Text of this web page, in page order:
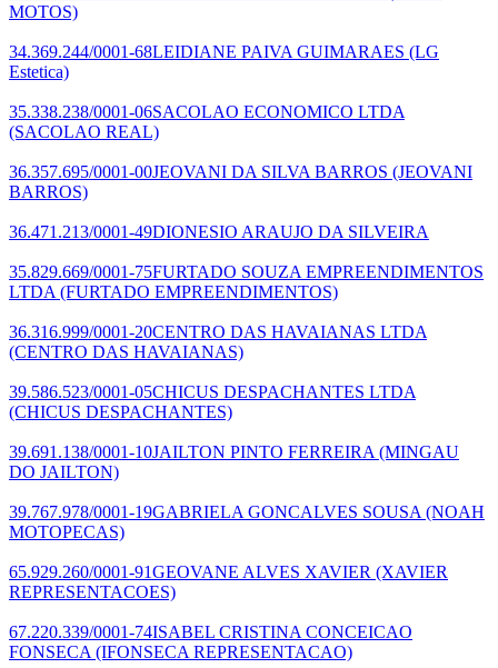
MOTOS)
34.369.244/0001-68LEIDIANE PAIVA GUIMARAES (LG
Estetica)
35.338.238/0001-06SACOLAO ECONOMICO LTDA
(SACOLAO REAL)
36.357.695/0001-00JEOVANI DA SILVA BARROS (JEOVANI
BARROS)
36.471.213/0001-49DIONESIO ARAUJO DA SILVEIRA
35.829.669/0001-75FURTADO SOUZA EMPREENDIMENTOS
LTDA (FURTADO EMPREENDIMENTOS)
36.316.999/0001-20CENTRO DAS HAVAIANAS LTDA
(CENTRO DAS HAVAIANAS)
39.586.523/0001-05CHICUS DESPACHANTES LTDA
(CHICUS DESPACHANTES)
39.691.138/0001-10JAILTON PINTO FERREIRA (MINGAU
DO JAILTON)
39.767.978/0001-19GABRIELA GONCALVES SOUSA (NOAH
MOTOPECAS)
65.929.260/0001-91GEOVANE ALVES XAVIER (XAVIER
REPRESENTACOES)
67.220.339/0001-74ISABEL CRISTINA CONCEICAO
FONSECA (IFONSECA REPRESENTACAO)